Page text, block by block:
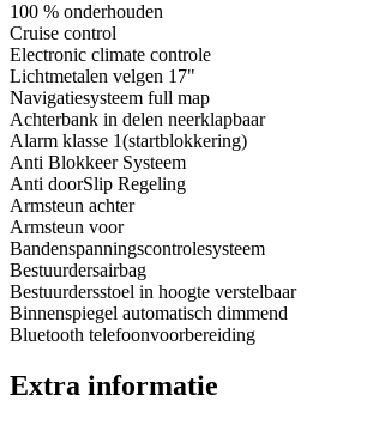
100 % onderhouden
Cruise control
Electronic climate controle
Lichtmetalen velgen 17"
Navigatiesysteem full map
Achterbank in delen neerklapbaar
Alarm klasse 1(startblokkering)
Anti Blokkeer Systeem
Anti doorSlip Regeling
Armsteun achter
Armsteun voor
Bandenspanningscontrolesysteem
Bestuurdersairbag
Bestuurdersstoel in hoogte verstelbaar
Binnenspiegel automatisch dimmend
Bluetooth telefoonvoorbereiding
Extra informatie